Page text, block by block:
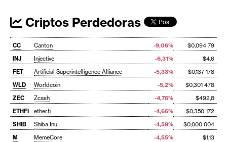
Criptos Perdedoras
CC Canton -9,06%
$0,094 79
INJ
Injective -6,31%
$4,6
FET
Artificial Superintelligence Alliance -5,33%
$0,137 178
WLD
Worldcoin -5,2%
$0,301 478
ZEC
Zcash -4,76%
$492,8
ETHFI
ether.fi -4,66%
$0,350 172
SHIB
Shiba Inu -4,59%
$0,000 004
M
MemeCore -4,55%
$1,13